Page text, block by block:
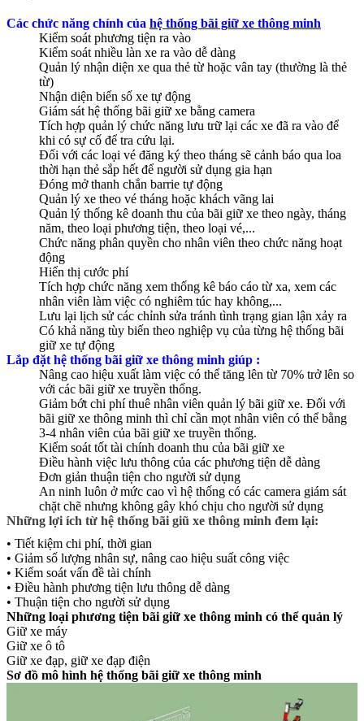
Các chức năng chính của hệ thống bãi giữ xe thông minh
Kiểm soát phương tiện ra vào
Kiểm soát nhiều làn xe ra vào dễ dàng
Quản lý nhận diện xe qua thẻ từ hoặc vân tay (thường là thẻ
từ)
Nhận diện biển số xe tự động
Giám sát hệ thống bãi giữ xe bằng camera
Tích hợp quản lý chức năng lưu trữ lại các xe đã ra vào để
khi có sự cố để tra cứu lại.
Đối với các loại vé đăng ký theo tháng sẽ cảnh báo qua loa
thời hạn thẻ sắp hết để người sử dụng gia hạn
Đóng mở thanh chắn barrie tự động
Quản lý xe theo vé tháng hoặc khách vãng lai
Quản lý thống kê doanh thu của bãi giữ xe theo ngày, tháng
năm, theo loại phương tiện, theo loại vé,...
Chức năng phân quyền cho nhân viên theo chức năng hoạt
động
Hiển thị cước phí
Tích hợp chức năng xem thống kê báo cáo từ xa, xem các
nhân viên làm việc có nghiêm túc hay không,...
Lưu lại lịch sử các chỉnh sửa tránh tình trạng gian lận xảy ra
Có khả năng tùy biến theo nghiệp vụ của từng hệ thống bãi
giữ xe tự động
Lắp đặt hệ thống bãi giữ xe thông minh giúp :
Nâng cao hiệu xuất làm việc có thể tăng lên từ 70% trở lên so
với các bãi giữ xe truyền thống.
Giảm bớt chi phí thuê nhân viên quản lý bãi giữ xe. Đối với
bãi giữ xe thông minh thì chỉ cần mọt nhân viên có thể bằng
3-4 nhân viên của bãi giữ xe truyền thống.
Kiểm soát tốt tài chính doanh thu của bãi giữ xe
Điều hành việc lưu thông của các phương tiện dễ dàng
Đơn giản thuận tiện cho người sử dụng
An ninh luôn ở mức cao vì hệ thống có các camera giám sát
chặt chẽ nhưng không gây khó chịu cho người sử dụng
Những lợi ích từ hệ thống bãi giũ xe thông minh đem lại:
• Tiết kiệm chi phí, thời gian
• Giảm số lượng nhân sự, nâng cao hiệu suất công việc
• Kiểm soát vấn đề tài chính
• Điều hành phương tiện lưu thông dễ dàng
• Thuận tiện cho người sử dụng
Những loại phương tiện bãi giữ xe thông minh có thể quản lý
Giữ xe máy
Giữ xe ô tô
Giữ xe đạp, giữ xe đạp điện
Sơ đồ mô hình hệ thống bãi giữ xe thông minh